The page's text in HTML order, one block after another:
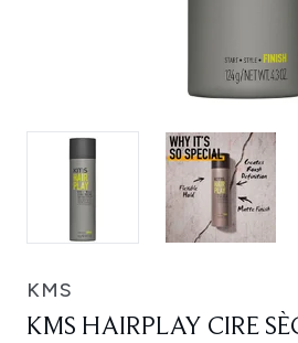
KMS
KMS HAIRPLAY CIRE